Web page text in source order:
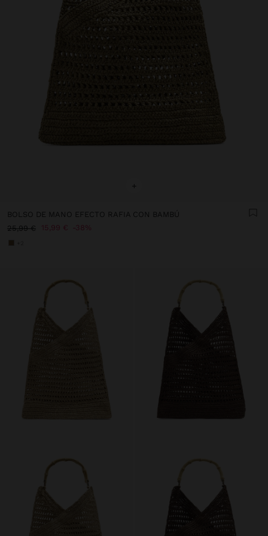
+
BOLSO DE MANO EFECTO RAFIA CON BAMBÚ
25,99 €
15,99 € 38%